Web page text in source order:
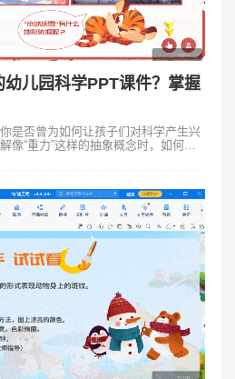
儿园科学PPT课件？掌握
是否曾为如何让孩子们对科学产生兴
像“重力”这样的抽象概念时，如何让